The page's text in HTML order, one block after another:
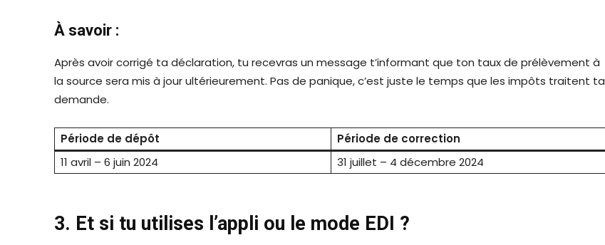
À savoir :
Après avoir corrigé ta déclaration, tu recevras un message t’informant que ton taux de prélèvement à
la source sera mis à jour ultérieurement. Pas de panique, c’est juste le temps que les impôts traitent ta
demande.
Période de dépôt
Période de correction
11 avril – 6 juin 2024
31 juillet – 4 décembre 2024
3. Et si tu utilises l’appli ou le mode EDI ?